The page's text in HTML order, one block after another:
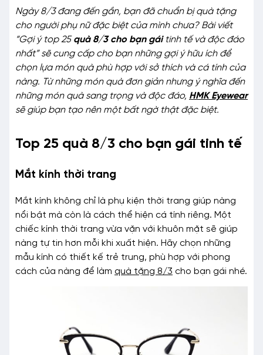
Ngày 8/3 đang đến gần, bạn đã chuẩn bị quà tặng
cho người phụ nữ đặc biệt của mình chưa? Bài viết
“Gợi ý top 25quà 8/3 cho bạn gáitinh tế và độc đáo
nhất” sẽ cung cấp cho bạn những gợi ý hữu ích để
chọn lựa món quà phù hợp với sở thích và cá tính của
nàng. Từ những món quà đơn giản nhưng ý nghĩa đến
những món quà sang trọng và độc đáo, HMK Eyewear
sẽ giúp bạn tạo nên một bất ngờ thật đặc biệt.
Top 25 quà 8/3 cho bạn gái tinh tế
Mắt kính thời trang
Mắt kính không chỉ là phụ kiện thời trang giúp nàng
nổi bật mà còn là cách thể hiện cá tính riêng. Một
chiếc kính thời trang vừa vặn với khuôn mặt sẽ giúp
nàng tự tin hơn mỗi khi xuất hiện. Hãy chọn những
mẫu kính có thiết kế trẻ trung, phù hợp với phong
cách của nàng để làm quà tặng 8/3 cho bạn gái nhé.